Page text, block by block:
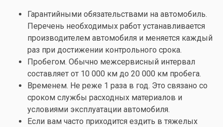
Гарантийными обязательствами на автомобиль.
Перечень необходимых работ устанавливается
производителем автомобиля и меняется каждый
раз при достижении контрольного срока.
Пробегом. Обычно межсервисный интервал
составляет от 10 000 км до 20 000 км пробега.
Временем. Не реже 1 раза в год. Это связано со
сроком службы расходных материалов и
условиями эксплуатации автомобиля.
Если вам часто приходится ездить в тяжелых